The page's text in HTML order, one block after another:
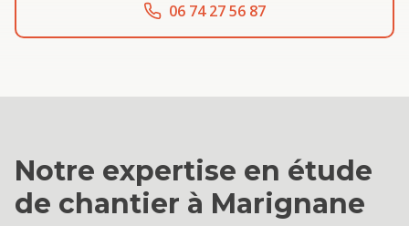
06 74 27 56 87
Notre expertise en étude
de chantier à Marignane